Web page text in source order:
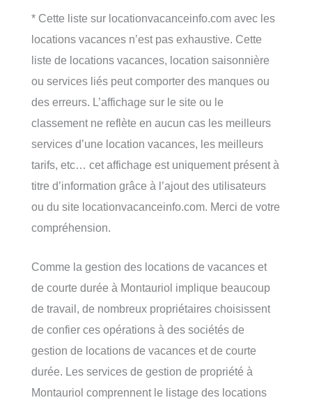
* Cette liste sur locationvacanceinfo.com avec les
locations vacances n’est pas exhaustive. Cette
liste de locations vacances, location saisonnière
ou services liés peut comporter des manques ou
des erreurs. L’affichage sur le site ou le
classement ne reflète en aucun cas les meilleurs
services d’une location vacances, les meilleurs
tarifs, etc… cet affichage est uniquement présent à
titre d’information grâce à l’ajout des utilisateurs
ou du site locationvacanceinfo.com. Merci de votre
compréhension.
Comme la gestion des locations de vacances et
de courte durée à Montauriol implique beaucoup
de travail, de nombreux propriétaires choisissent
de confier ces opérations à des sociétés de
gestion de locations de vacances et de courte
durée. Les services de gestion de propriété à
Montauriol comprennent le listage des locations